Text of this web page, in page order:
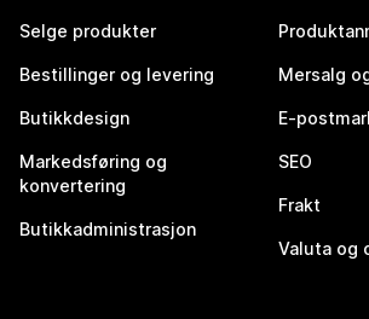
Selge produkter
Bestillinger og levering
Butikkdesign
Markedsføring og
konvertering
Butikkadministrasjon
Mersalg
E-
SEO
Frakt
Valuta og